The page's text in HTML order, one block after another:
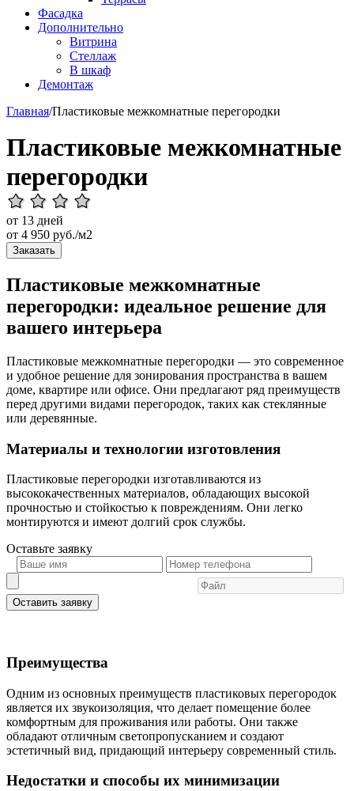
Фасадка
Дополнительно
Витрина
Стеллаж
В шкаф
Демонтаж
Главная/Пластиковые межкомнатные перегородки
Пластиковые межкомнатные
перегородки
от 13 дней
от 4 950 руб./м2
Заказать
Пластиковые межкомнатные
перегородки: идеальное решение для
вашего интерьера
Пластиковые межкомнатные перегородки — это современное
и удобное решение для зонирования пространства в вашем
доме, квартире или офисе. Они предлагают ряд преимуществ
перед другими видами перегородок, таких как стеклянные
или деревянные.
Материалы и технологии изготовления
Пластиковые перегородки изготавливаются из
высококачественных материалов, обладающих высокой
прочностью и стойкостью к повреждениям. Они легко
монтируются и имеют долгий срок службы.
Оставьте заявку
Оставить заявку
Преимущества
Одним из основных преимуществ пластиковых перегородок
является их звукоизоляция, что делает помещение более
комфортным для проживания или работы. Они также
обладают отличным светопропусканием и создают
эстетичный вид, придающий интерьеру современный стиль.
Недостатки и способы их минимизации